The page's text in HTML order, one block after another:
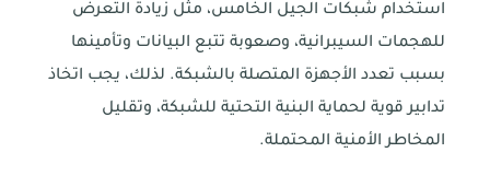
استخدام شبكات الجيل الخامس، مثل زيادة التعرض
للهجمات السيبرانية، وصعوبة تتبع البيانات وتأمينها
بسبب تعدد الأجهزة المتصلة بالشبكة. لذلك، يجب اتخاذ
تدابير قوية لحماية البنية التحتية للشبكة، وتقليل
المخاطر الأمنية المحتملة.